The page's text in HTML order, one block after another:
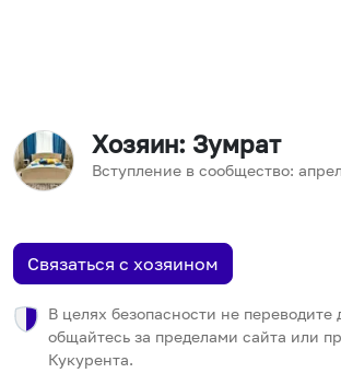
Хозяин: Зумрат
Вступление в сообщество:
Связаться с хозяином
В целях безопасности не переводите
общайтесь за пределами сайта или
Кукурента.